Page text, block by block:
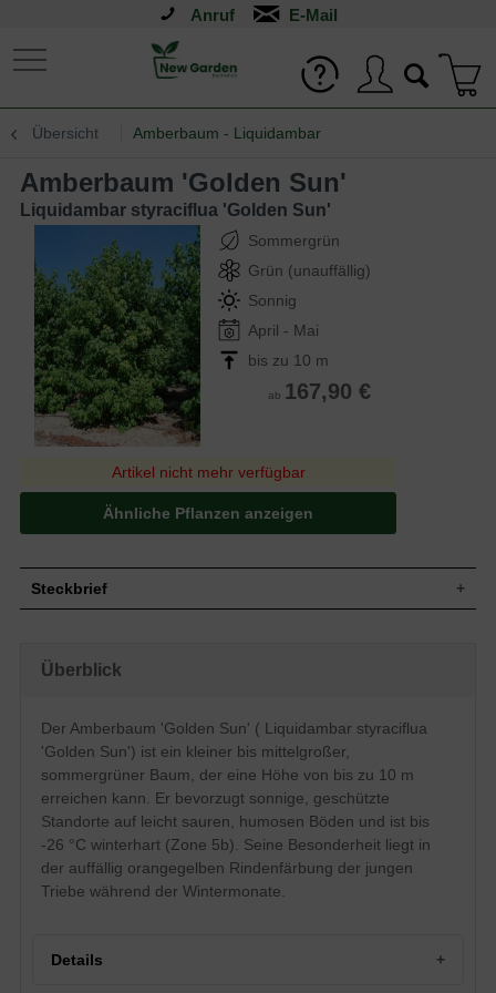
Anruf
Übersicht Amberbaum - Liquidambar
Amberbaum 'Golden Sun'
Liquidambar styraciflua 'Golden Sun'
Sommergrün
Grün (unauffällig)
Sonnig
April - Mai
bis zu 10 m
ab 167,90 €
Artikel nicht mehr verfügbar
Ähnliche Pflanzen anzeigen
Steckbrief
Wuchs
Blatt
Sommergrün, Oberseite dunkelgrün,
Unterseitenfärbung heller, Herbstfarbe
aprikosenfarben bis lila, 5 bis 7 lappig, tief
eingeschnitten, Rand gezähnt, 11 bis 14
cm breit
Blüte
Unauffällig
Blütezeit
April-Mai
Wurzeln
Überblick
Der Amberbaum 'Golden Sun' ( Liquidambar styraciflua
'Golden Sun') ist ein kleiner bis mittelgroßer,
sommergrüner Baum, der eine Höhe von bis zu 10 m
erreichen kann. Er bevorzugt sonnige, geschützte
Standorte auf leicht sauren, humosen Böden und ist bis
-26 °C winterhart (Zone 5b). Seine Besonderheit liegt in
der auffällig orangegelben Rindenfärbung der jungen
Triebe während der Wintermonate.
Details